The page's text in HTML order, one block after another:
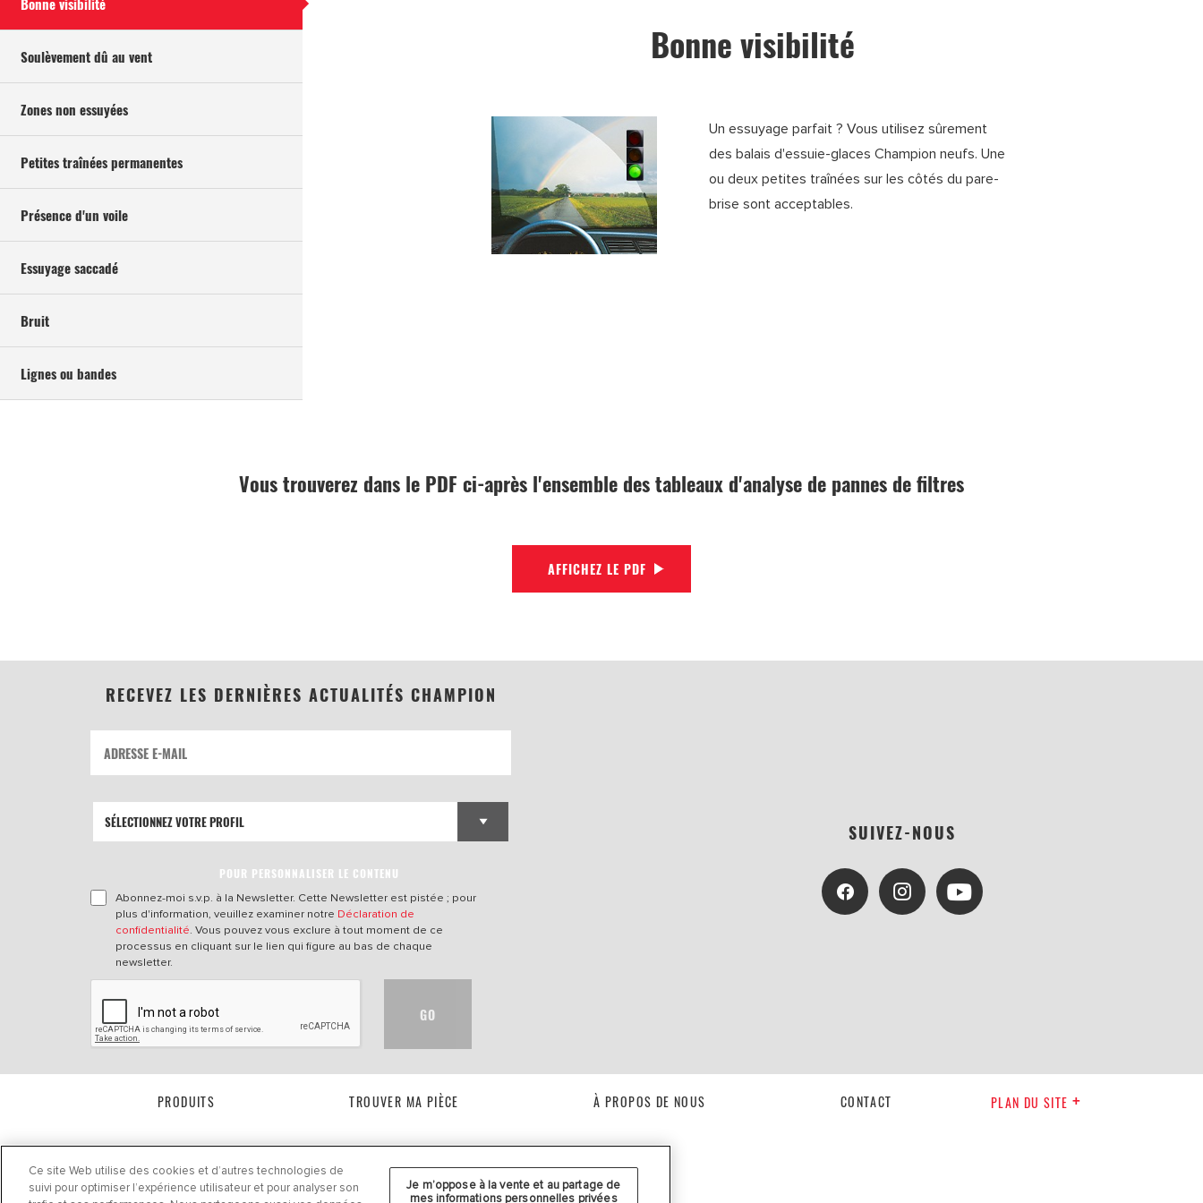
Soulèvement dû au vent
Zones non essuyées
Petites traînées permanentes
Présence d'un voile
Essuyage saccadé
Bruit
Lignes ou bandes
Bonne visibilité
Un essuyage parfait ? Vous utilisez sûrement
des balais d'essuie-glaces Champion neufs. Une
ou deux petites traînées sur lescôtés du pare-
brise sont acceptables.
Vous trouverez dans le PDF ci-après l'ensemble des tableaux d'analyse de pannes de filtres
AFFICHEZ LE PDF
RECEVEZ LES DERNIÈRES ACTUALITÉS CHAMPION
POUR PERSONNALISER LE CONTENU
Abonnez-moi s.v.p. à la Newsletter. Cette Newsletter est pistée ; pour
plus d'information, veuillez examiner notre Déclaration de
confidentialité. Vous pouvez vous exclure à tout moment de ce
processus en cliquant sur le lien qui figure au bas de chaque
newsletter.
GO
SUIVEZ-NOUS
PRODUITS TROUVER MA PIÈCE À PROPOS DE NOUS CONTACT PLAN DU SITE
Ce site Web utilise des cookies et d’autres technologies de
suivi pour optimiser l’expérience utilisateur et pour analyser son
Je m’oppose à la vente et au partage de
mes informations personnelles privées